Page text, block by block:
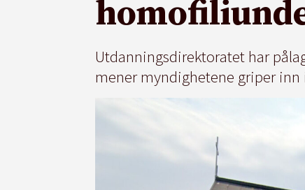
Utdanningsdirektoratet har
mener myndighetene griper